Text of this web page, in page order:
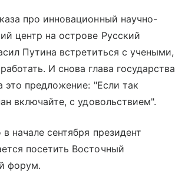
про инновационный научно-
центр на острове Русский
Путина встретиться с учеными,
И снова глава государства
это предложение: "Если так
включайте, с удовольствием".
начале сентября президент
посетить Восточный
форум.